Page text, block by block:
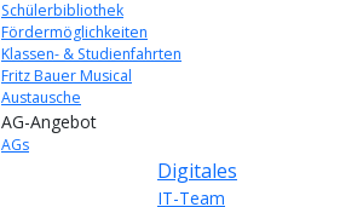
Schülerbibliothek
Fördermöglichkeiten
Klassen- & Studienfahrten
Fritz Bauer Musical
Austausche
AG-Angebot
AGs
Digitales
IT-Team